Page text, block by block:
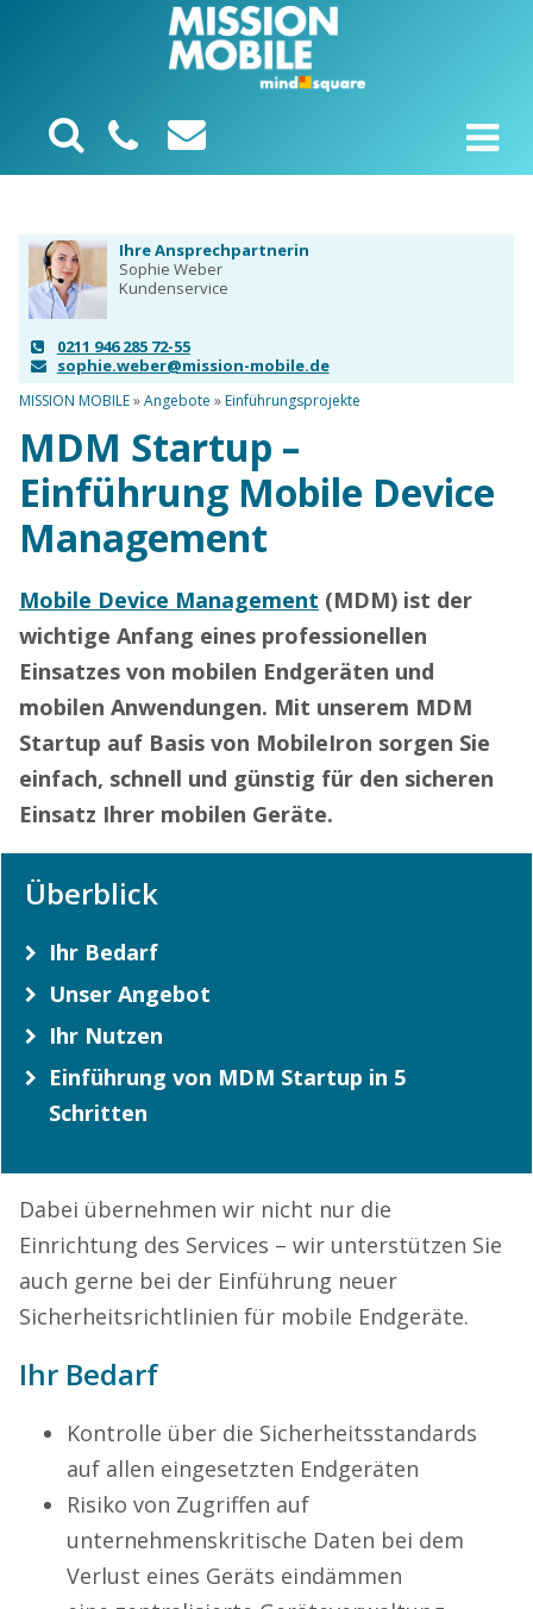
Ihre Ansprechpartnerin
Sophie Weber
Kundenservice
0211 946 285 72-55
sophie.weber@mission-mobile.de
MISSION MOBILE»Angebote »Einführungsprojekte
MDM Startup –
Einführung Mobile Device
Management
Mobile Device Management (MDM) ist der
wichtige Anfang eines professionellen
Einsatzes von mobilen Endgeräten und
mobilen Anwendungen. Mit unserem MDM
Startup auf Basis von MobileIron sorgen Sie
einfach, schnell und günstig für den sicheren
Einsatz Ihrer mobilen Geräte.
Überblick
Ihr Bedarf
Unser Angebot
Ihr Nutzen
Einführung von MDM Startup in 5
Schritten
Dabei übernehmen wir nicht nur die
Einrichtung des Services – wir unterstützen Sie
auch gerne bei der Einführung neuer
Sicherheitsrichtlinien für mobile Endgeräte.
Ihr Bedarf
Kontrolle über die Sicherheitsstandards
auf allen eingesetzten Endgeräten
Risiko von Zugriffen auf
unternehmenskritische Daten bei dem
Verlust eines Geräts eindämmen